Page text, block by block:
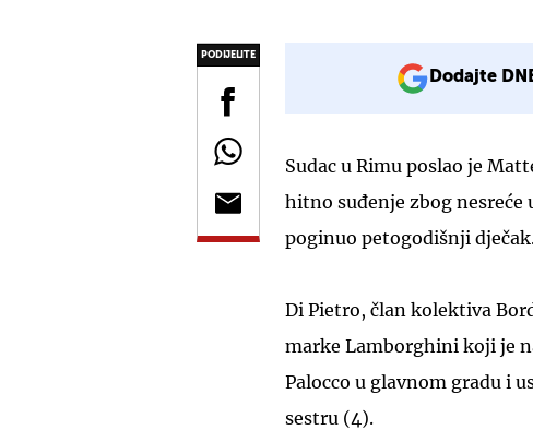
PODIJELITE
Dodajte
Sudac u Rimu poslao je
hitno suđenje zbog nesreće
poginuo petogodišnji
Di Pietro, član kolektiva
marke Lamborghini koji je
Palocco u glavnom gradu i
sestru (4).